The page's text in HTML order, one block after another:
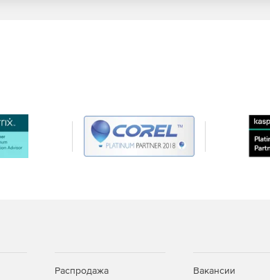
Распродажа Вакансии